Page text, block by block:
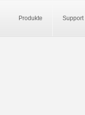
Produkte Support